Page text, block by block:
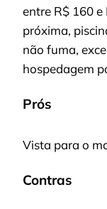
entre R$ 160
próxima,
não fuma,
hospedagem
Prós
Vista para o
Contras